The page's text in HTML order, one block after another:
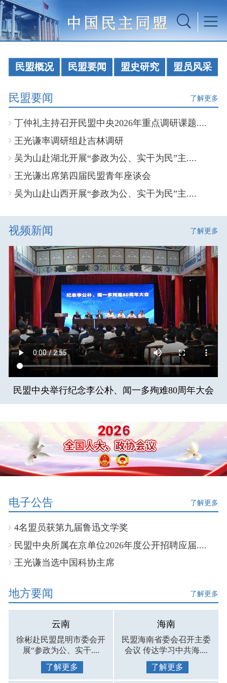
民盟概况 民盟要闻 盟史研究 盟员风采
民盟要闻 了解更多
丁仲礼主持召开民盟中央2026年重点调研课题....
王光谦率调研组赴吉林调研
吴为山赴湖北开展“参政为公、实干为民”主....
王光谦出席第四届民盟青年座谈会
吴为山赴山西开展“参政为公、实干为民”主....
视频新闻 了解更多
民盟中央举行纪念李公朴、闻一多殉难80周年大会
电子公告 了解更多
4名盟员获第九届鲁迅文学奖
民盟中央所属在京单位2026年度公开招聘应届....
王光谦当选中国科协主席
地方要闻 了解更多
云南
徐彬赴民盟昆明市委会开
展“参政为公、实干....
了解更多
海南
民盟海南省委会召开主委
会议 传达学习中共海....
了解更多